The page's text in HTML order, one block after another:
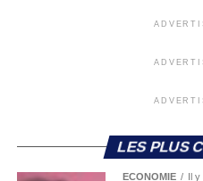
LES PLUS
ECONOMIE Il y